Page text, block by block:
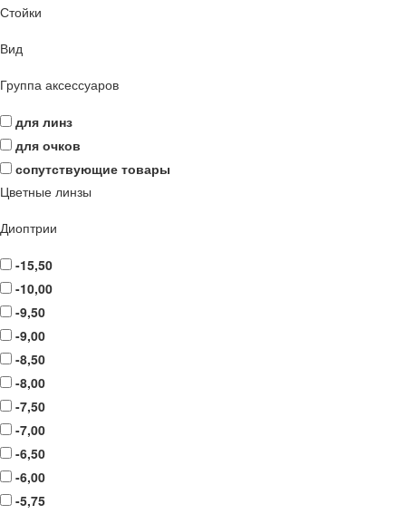
Стойки
Вид
Группа аксессуаров
для линз
для очков
сопутствующие товары
Цветные линзы
Диоптрии
-15,50
-10,00
-9,50
-9,00
-8,50
-8,00
-7,50
-7,00
-6,50
-6,00
-5,75